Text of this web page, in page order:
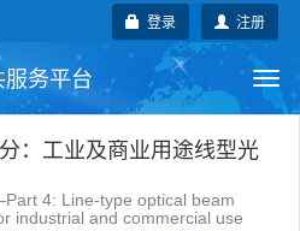
注册
登录
务平台
业标准 地方标准
业标准 国际标准
：工业及商业用途线型光
4: Line-type optical beam
industrial and commercial use